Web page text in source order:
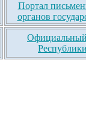
Портал
органов
Официальный